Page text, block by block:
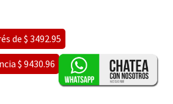
de $ 3492.95
$ 9430.96